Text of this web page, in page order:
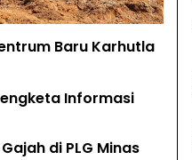
Baru Karhutla
Informasi
di PLG Minas